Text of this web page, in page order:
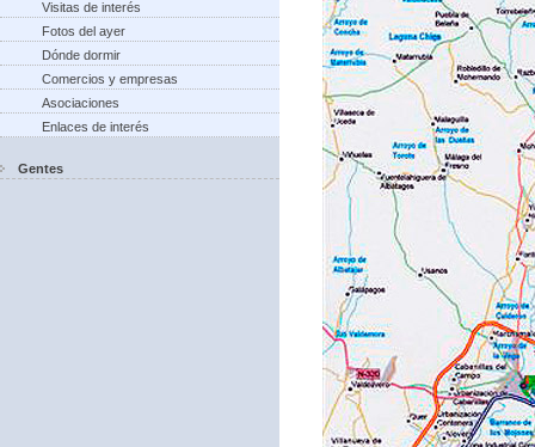
Visitas de interés
Fotos del ayer
Dónde dormir
Comercios y empresas
Asociaciones
Enlaces de interés
Gentes